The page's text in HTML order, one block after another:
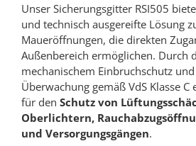
Unser Sicherungsgitter RSI505
und technisch ausgereifte Lösung
Maueröffnungen, die direkten
Außenbereich ermöglichen. Durch
mechanischem Einbruchschutz
Überwachung gemäß VdS Klasse C
für den Schutz von
Oberlichtern,
und Versorgungsgängen.